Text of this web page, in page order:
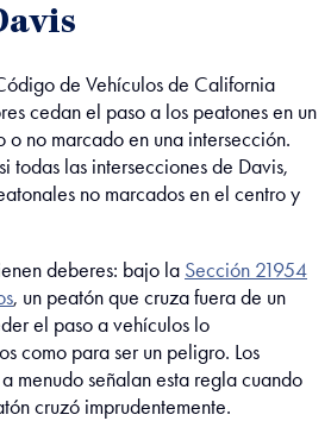
de Vehículos de California
cedan el paso a los peatones en un
o no marcado en una intersección.
todas las intersecciones de Davis,
no marcados en el centro y
deberes: bajo la Sección 21954
, un peatón que cruza fuera de un
el paso a vehículos lo
como para ser un peligro. Los
menudo señalan esta regla cuando
cruzó imprudentemente.